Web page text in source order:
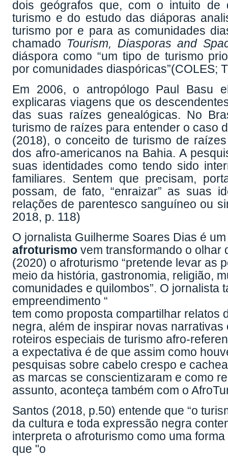
dois geógrafos que, com o intuito de
turismo e do estudo das diáporas
turismo por e para as comunidades
chamado Tourism, Diasporas and
diáspora como “um tipo de turismo
por comunidades diaspóricas”(COLES;
Em 2006, o antropólogo Paul Basu
explicaras viagens que os
das suas raízes genealógicas. No
turismo de raízes para entender o caso
(2018), o conceito de turismo de
dos afro-americanos na Bahia. A
suas identidades como tendo sido
familiares. Sentem que precisam,
possam, de fato, “enraizar” as suas
relações de parentesco sanguíneo ou
2018, p. 118)
O jornalista Guilherme Soares Dias é
afroturismo vem transformando o olhar
(2020) o afroturismo “pretende levar as
meio da história, gastronomia, religião,
comunidades e quilombos”. O jornalista
empreendimento “
tem como proposta compartilhar relatos
negra, além de inspirar novas
roteiros especiais de turismo afro-
a expectativa é de que assim como
pesquisas sobre cabelo crespo e
as marcas se conscientizaram e como
assunto, aconteça também com o
Santos (2018, p.50) entende que “o
da cultura e toda expressão negra
interpreta o afroturismo como uma
que "o